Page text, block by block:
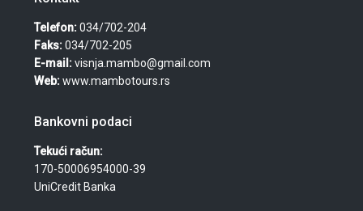
Telefon:034/702-204
Faks:034/702-205
E-mail:visnja.mambo@gmail.com
Web:www.mambotours.rs
Bankovni podaci
Tekući račun:
170-50006954000-39
UniCredit Banka